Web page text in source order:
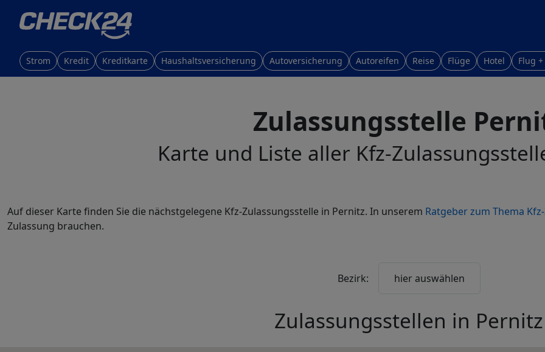
Strom Kredit Kreditkarte Haushaltsversicherung Autoversicherung Autoreifen Reise Flüge Hotel Flug
Zulassungsstelle
Karte und Liste aller Kfz-
Auf dieser Karte finden Sie die nächstgelegene Kfz-Zulassungsstelle in Pernitz. In unserem Ratgeber zum Thema
Zulassung brauchen.
Bezirk: hier auswählen
Zulassungsstellen in Pernitz